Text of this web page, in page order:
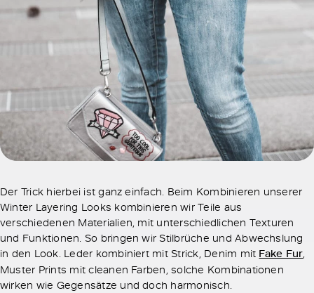
Der Trick hierbei ist ganz einfach. Beim Kombinieren unserer
Winter Layering Looks kombinieren wir Teile aus
verschiedenen Materialien, mit unterschiedlichen Texturen
und Funktionen. So bringen wir Stilbrüche und Abwechslung
in den Look. Leder kombiniert mit Strick, Denim mit Fake Fur,
Muster Prints mit cleanen Farben, solche Kombinationen
wirken wie Gegensätze und doch harmonisch.